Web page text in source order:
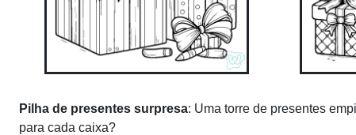
Pilha de presentes surpresa: Uma torre de presentes
para cada caixa?